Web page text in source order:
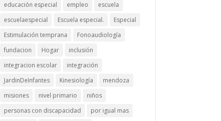
educación especial
empleo
escuela
escuelaespecial
Escuela especial.
Especial
Estimulación temprana
Fonoaudiología
fundacion
Hogar
inclusión
integracion escolar
integración
JardinDeInfantes
Kinesiología
mendoza
misiones
nivel primario
niños
personas con discapacidad
por igual mas